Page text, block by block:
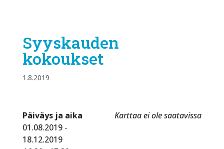
Syyskauden
kokoukset
1.8.2019
Karttaa ei ole saatavissa
Päiväys ja aika
01.08.2019 -
18.12.2019